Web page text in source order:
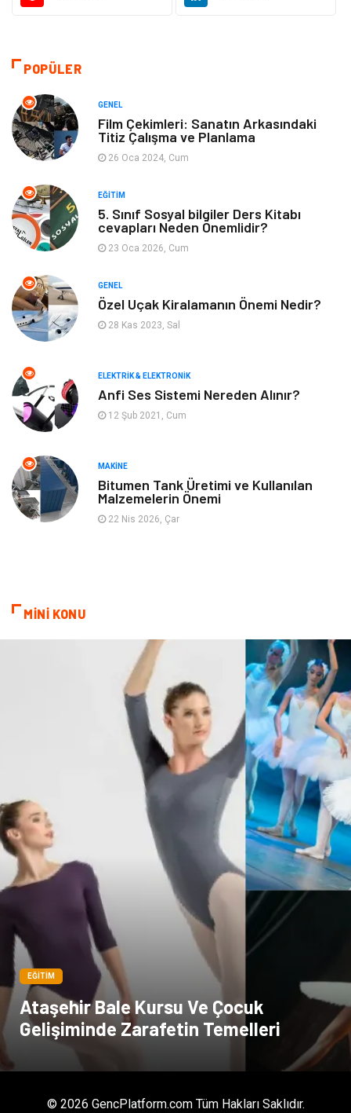
Eğitim ve Kariyer
Otomotiv
Makine Alışveriş
Keyif ve Hobi
Tatil Yeme İçme
Bilgisayar & Yazılım Spor
İnternet
Finans ve Yönetim Gayrimenkul
Mobilya Aksesuar
Anne Çocuk
Tekstil Hediyelik Eşya
Bitkisel Ürünler
Bebek Giyim
POPÜLER
GENEL
Film Çekimleri: Sanatın Arkasındaki
Titiz Çalışma ve Planlama
26 Oca 2024, Cum
EĞITIM
5. Sınıf Sosyal bilgiler Ders Kitabı
cevapları Neden Önemlidir?
23 Oca 2026, Cum
GENEL
Özel Uçak Kiralamanın Önemi Nedir?
28 Kas 2023, Sal
ELEKTRIK & ELEKTRONIK
Anfi Ses Sistemi Nereden Alınır?
12 Şub 2021, Cum
MAKINE
Bitumen Tank Üretimi ve Kullanılan
Malzemelerin Önemi
22 Nis 2026, Çar
MİNİ KONU
EĞITIM
Ataşehir Bale Kursu Ve Çocuk
Gelişiminde Zarafetin Temelleri
© 2026 GencPlatform.com Tüm Hakları Saklıdır.